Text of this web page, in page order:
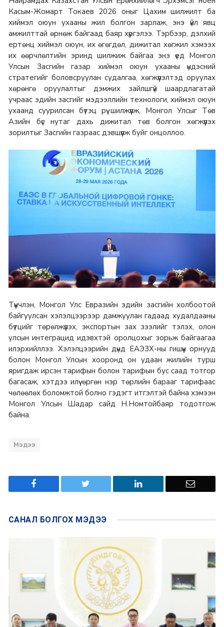
Касым-Жомарт Токаев 2026 оныг Цахим шилжилт ба
хиймэл оюун ухааны жил болгон зарлаж, энэ үйл явц
амжилттай өрнөж байгаад баяр хүргэлээ. Тэрбээр, дэлхий
ертөнц хиймэл оюун, их өгөгдөл, дижитал хөгжил хэмээх
их өөрчлөлтийн эринд шилжиж байгаа энэ үед Монгол
Улсын Засгийн газар хиймэл оюун ухааны үндэсний
стратегийг боловсруулан судалгаа, хөгжүүлэлтэд оруулах
хөрөнгө оруулалтыг дэмжих зайлшгүй шаардлагатай
учраас эдийн засгийг мэдээллийн технологи, хиймэл оюун
ухаанд суурилсан бүтэц рүү шилжүүлж, Монгол Улсыг Төв
Азийн бүс нутаг дахь дижитал төв болгон хөгжүүлэх
зорилтыг Засгийн газраас дэвшүүлж буйг онцоллоо.
Түүнчлэн, Монгол Улс Евразийн эдийн засгийн холбоотой
байгуулсан хэлэлцээрээр дамжуулан гадаад худалдааны
бүтцийг төрөлжүүлэх, экспортын зах зээлийг тэлэх, олон
улсын интеграцид идэвхтэй оролцохыг зорьж байгаагаа
илэрхийллээ. Хэлэлцээрийн дүнд ЕАЭЗХ-ны гишүүн орнууд
болон Монгол Улсын хооронд он удаан жилийн турш
яригдаж ирсэн тарифын болон тарифын бус саад тотгор
багасаж, хэтдээ илүү өргөн нэр төрлийн барааг тарифаас
чөлөөлөх боломжтой болно гэдэгт итгэлтэй байна хэмээн
Монгол Улсын Шадар сайд Н.Номтойбаяр тодотгож
байна.
Мэдээ
САНАЛ БОЛГОХ МЭДЭЭ